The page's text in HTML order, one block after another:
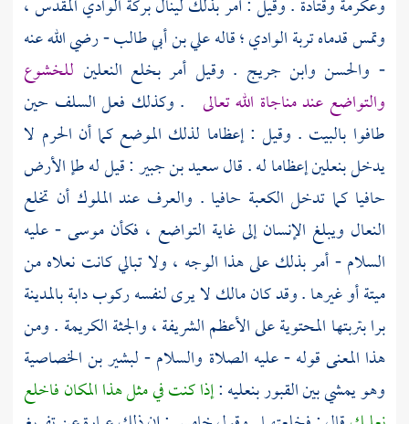
وعكرمةوقتادة . وقيل : أمر بذلك لينال بركة الوادي المقدس ،
وتمس قدماه تربة الوادي ؛ قالهعلي بن أبي طالب- رضي الله عنه
- والحسن وابن جريج . وقيل أمر بخلع النعلين للخشوع
والتواضع عند مناجاة الله تعالى . وكذلك فعل السلف حين
طافوا بالبيت . وقيل : إعظاما لذلك الموضع كما أن الحرم لا
يدخل بنعلين إعظاما له . قالسعيد بن جبير: قيل له طإ الأرض
حافيا كما تدخل الكعبة حافيا . والعرف عند الملوك أن تخلع
النعال ويبلغ الإنسان إلى غاية التواضع ، فكأن موسى- عليه
السلام - أمر بذلك على هذا الوجه ، ولا تبالي كانت نعلاه من
ميتة أو غيرها . وقد كانمالكلا يرى لنفسه ركوب دابةبالمدينة
برا بتربتها المحتوية على الأعظم الشريفة ، والجثة الكريمة . ومن
هذا المعنى قوله - عليه الصلاة والسلام -لبشير بن الخصاصية
وهو يمشي بين القبور بنعليه :إذا كنت في مثل هذا المكان فاخلع